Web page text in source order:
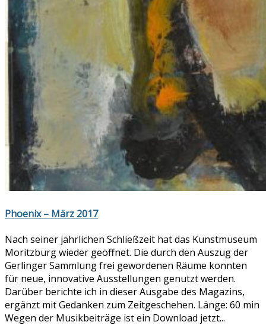
Phoenix – März 2017
Nach seiner jährlichen Schließzeit hat das Kunstmuseum
Moritzburg wieder geöffnet. Die durch den Auszug der
Gerlinger Sammlung frei gewordenen Räume konnten
für neue, innovative Ausstellungen genutzt werden.
Darüber berichte ich in dieser Ausgabe des Magazins,
ergänzt mit Gedanken zum Zeitgeschehen. Länge: 60 min
Wegen der Musikbeiträge ist ein Download jetzt...